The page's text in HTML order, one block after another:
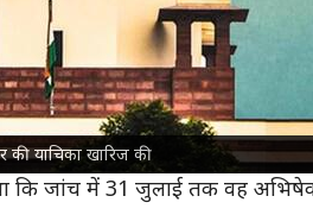
की याचिका खारिज की
चाहती है CBI और ED
करना चाहती हैं, लेकिन
देते हुए सुप्रीम कोर्ट में याचिका
कि जांच में 31 जुलाई तक वह